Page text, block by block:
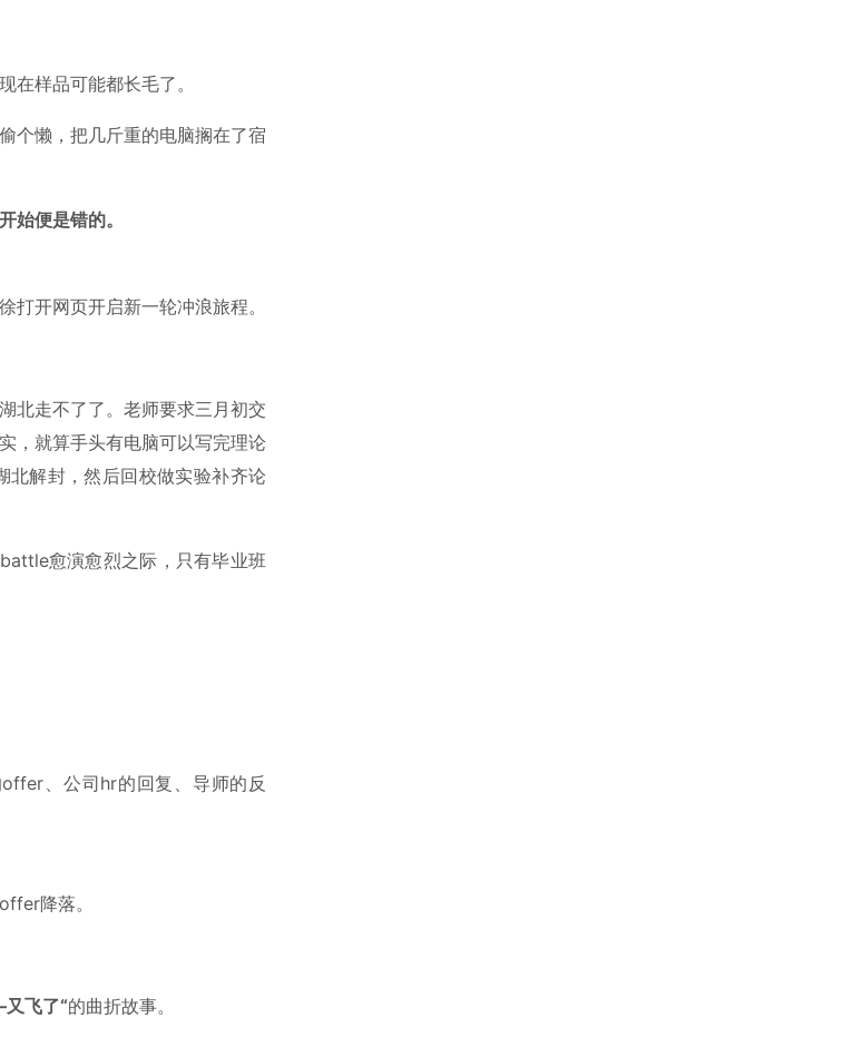
在样品可能都长毛了。
个懒，把几斤重的电脑搁在了宿
始便是错的。
开网页开启新一轮冲浪旅程。
北走不了了。老师要求三月初交
，就算手头有电脑可以写完理论
北解封，然后回校做实验补齐论
愈演愈烈之际，只有毕业班
、公司hr的回复、导师的反
降落。
飞了“的曲折故事。